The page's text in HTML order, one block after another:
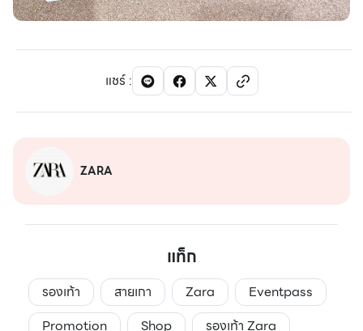
แชร์:
ZARA
แท็ก
รองเท้า สายเกา Zara
Eventpass
Promotion
Shop รองเท้า Zara